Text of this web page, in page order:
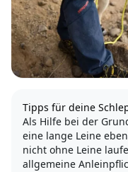
Tipps für deine
Als Hilfe bei der
eine lange Leine
nicht ohne Leine
allgemeine